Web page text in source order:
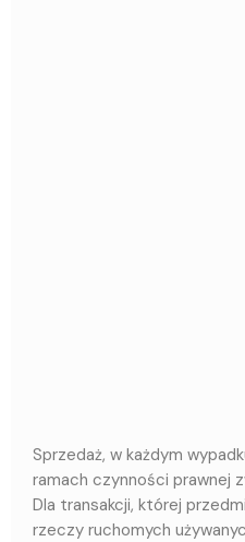
Sprzedaż, w każdym
ramach czynności prawnej
Dla transakcji, której
rzeczy ruchomych